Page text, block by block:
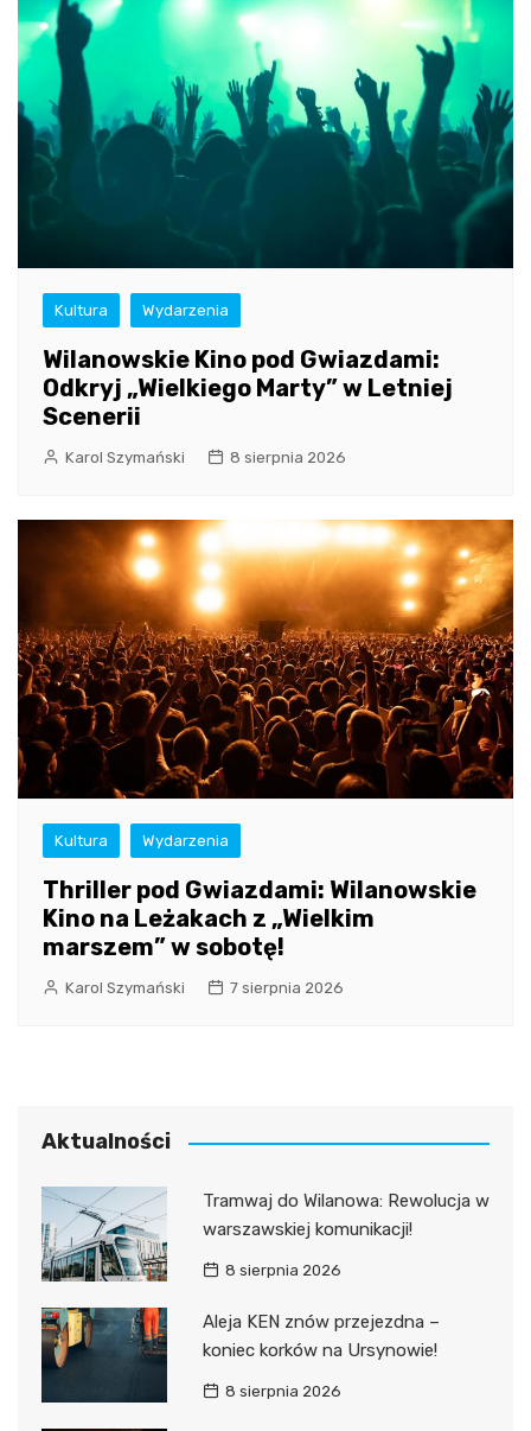
Kultura Wydarzenia
Wilanowskie Kino pod Gwiazdami:
Odkryj „Wielkiego Marty” w Letniej
Scenerii
Karol Szymański 8 sierpnia 2026
Kultura Wydarzenia
Thriller pod Gwiazdami: Wilanowskie
Kino na Leżakach z „Wielkim
marszem” w sobotę!
Karol Szymański 7 sierpnia 2026
Aktualności
Tramwaj do Wilanowa: Rewolucja w
warszawskiej komunikacji!
8 sierpnia 2026
Aleja KEN znów przejezdna –
koniec korków na Ursynowie!
8 sierpnia 2026